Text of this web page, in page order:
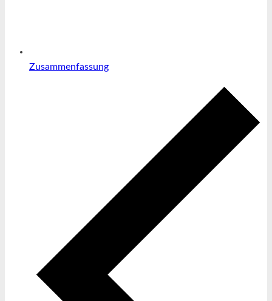
Zusammenfassung